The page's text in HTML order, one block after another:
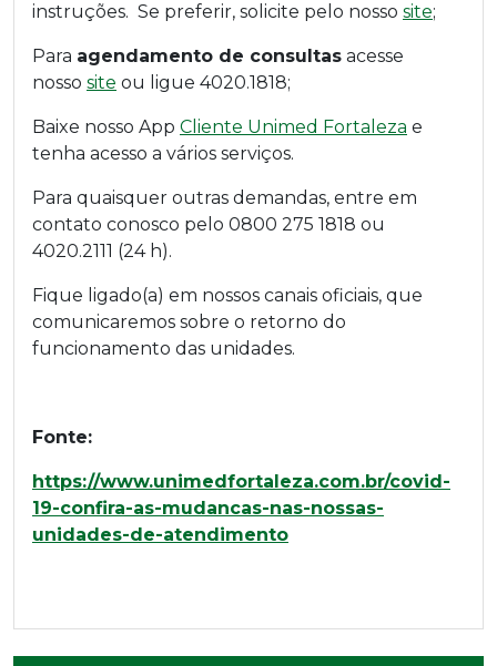
instruções. Se preferir, solicite pelo nosso site;
Para agendamento de consultas acesse
nosso site ou ligue 4020.1818;
Baixe nosso App Cliente Unimed Fortaleza e
tenha acesso a vários serviços.
Para quaisquer outras demandas, entre em
contato conosco pelo 0800 275 1818 ou
4020.2111 (24 h).
Fique ligado(a) em nossos canais oficiais, que
comunicaremos sobre o retorno do
funcionamento das unidades.
Fonte:
https://www.unimedfortaleza.com.br/covid-
19-confira-as-mudancas-nas-nossas-
unidades-de-atendimento